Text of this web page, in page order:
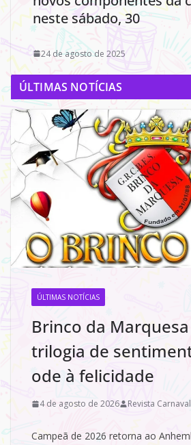
neste sábado, 30
24 de agosto de 2025
ÚLTIMAS NOTÍCIAS
ÚLTIMAS NOTÍCIAS
Brinco da
trilogia de
ode à felicidade
4 de agosto de 2026 Revista Carnaval
Campeã de 2026 retorna ao